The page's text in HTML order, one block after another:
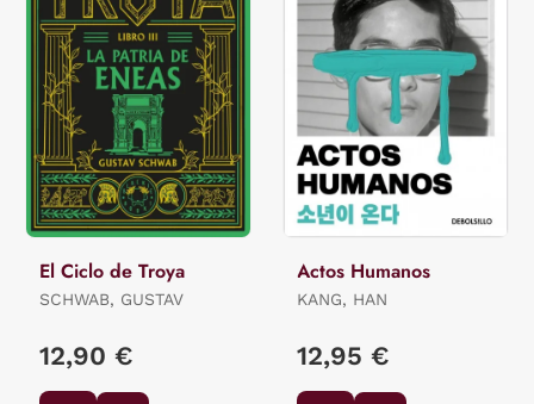
El Ciclo de Troya
SCHWAB, GUSTAV
12,90 €
Actos Humanos
KANG, HAN
12,95 €